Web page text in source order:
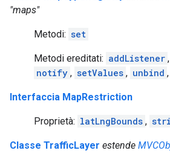
"maps"
Metodi: set
Metodi ereditati: addListener ,
notify , setValues , unbind ,
Interfaccia MapRestriction
Proprietà: latLngBounds ,
Classe TrafficLayer estende